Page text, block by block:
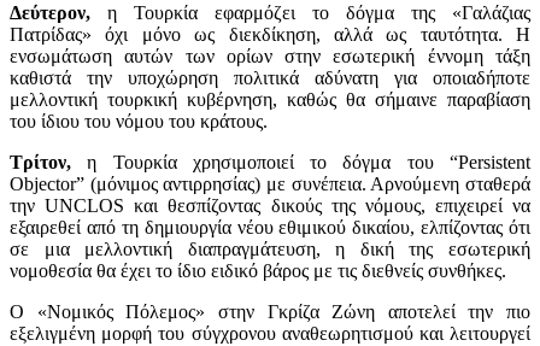
Δεύτερον, η Τουρκία εφαρμόζει το δόγμα της «Γαλάζιας
Πατρίδας» όχι μόνο ως διεκδίκηση, αλλά ως ταυτότητα. Η
ενσωμάτωση αυτών των ορίων στην εσωτερική έννομη τάξη
καθιστά την υποχώρηση πολιτικά αδύνατη για οποιαδήποτε
μελλοντική τουρκική κυβέρνηση, καθώς θα σήμαινε παραβίαση
του ίδιου του νόμου του κράτους.
Τρίτον, η Τουρκία χρησιμοποιεί το δόγμα του “Persistent
Objector” (μόνιμος αντιρρησίας) με συνέπεια. Αρνούμενη σταθερά
την UNCLOS και θεσπίζοντας δικούς της νόμους, επιχειρεί να
εξαιρεθεί από τη δημιουργία νέου εθιμικού δικαίου, ελπίζοντας ότι
σε μια μελλοντική διαπραγμάτευση, η δική της εσωτερική
νομοθεσία θα έχει το ίδιο ειδικό βάρος με τις διεθνείς συνθήκες.
Ο «Νομικός Πόλεμος» στην Γκρίζα Ζώνη αποτελεί την πιο
εξελιγμένη μορφή του σύγχρονου αναθεωρητισμού και λειτουργεί